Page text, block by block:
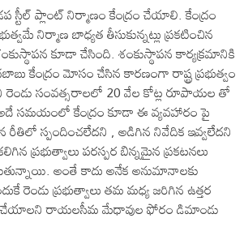
స్టీల్ ప్లాంట్ నిర్మాణం కేంద్రం చేయాలి. కేంద్రం
నిర్మాణ బాధ్యత తీసుకున్నట్లు ప్రకటించిన
కూడా చేసింది. శంకుస్థాపన కార్యక్రమానికి
కేంద్రం మోసం చేసిన కారణంగా రాష్ట్ర ప్రభుత్వం
రెండు సంవత్సరాలలో 20 వేల కోట్ల రూపాయల తో
అదే సమయంలో కేంద్రం కూడా ఈ వ్యవహారం పై
రీతిలో స్పందించలేదని , అడిగిన నివేదిక ఇవ్వలేదని
ప్రభుత్వాలు పరస్పర బిన్నమైన ప్రకటనలు
అంతే కాదు అనేక అనుమానాలకు
రెండు ప్రభుత్వాలు తమ మధ్య జరిగిన ఉత్తర
చేయాలని రాయలసీమ మేధావుల ఫోరం డిమాండు